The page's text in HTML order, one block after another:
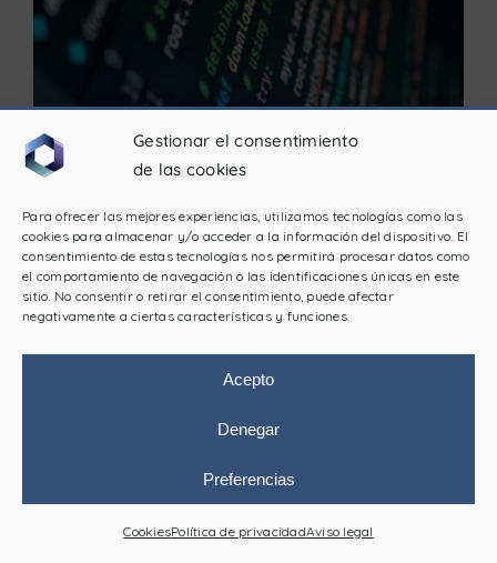
Gestionar el consentimiento
de las cookies
Para ofrecer las mejores experiencias, utilizamos tecnologías como las
cookies para almacenar y/o acceder a la información del dispositivo. El
consentimiento de estas tecnologías nos permitirá procesar datos como
el comportamiento de navegación o las identificaciones únicas en este
sitio. No consentir o retirar el consentimiento, puede afectar
negativamente a ciertas características y funciones.
Acepto
Denegar
Preferencias
CookiesPolítica de privacidadAviso legal
Generadores y secadores mejorados con una
nueva generación de PLC y pantallas
Informamos a nuestros clientes que
recientemente hemos realizado modificaciones
cambio ha consistido en sustituir las pantallas y
PLC anteriores por componentes de nueva
generación. Por el momento, la maquinaria
la serie MNG Secadores de [...]
Contáctanos